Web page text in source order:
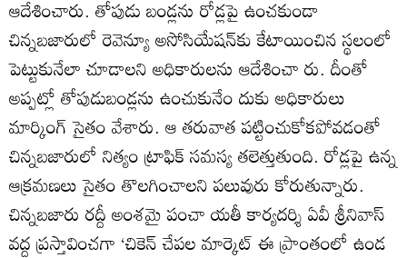
ఆదేశించారు. తోపుడు బండ్లను రోడ్లపై ఉంచకుండా
చిన్నబజారులో రెవెన్యూ అసోసియేషన్‌కు కేటాయించిన స్థలంలో
పెట్టుకునేలా చూడాలని అధికారులను ఆదేశించా రు. దీంతో
అప్పట్లో తోపుడుబండ్లను ఉంచుకునేం దుకు అధికారులు
మార్కింగ్‌ సైతం వేశారు. ఆ తరువాత పట్టించుకోకపోవడంతో
చిన్నబజారులో నిత్యం ట్రాఫిక్‌ సమస్య తలెత్తుతుంది. రోడ్లపై ఉన్న
ఆక్రమణలు సైతం తొలగించాలని పలువురు కోరుతున్నారు.
చిన్నబజారు రద్దీ అంశమై పంచా యతీ కార్యదర్శి ఏవీ శ్రీనివాస్‌
వద్ద ప్రస్తావించగా ‘చికెన్‌ చేపల మార్కెట్‌ ఈ ప్రాంతంలో ఉండ